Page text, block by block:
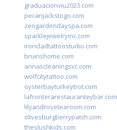
graduacionviu2023.com
pecanjackstogo.com
zengardendayspa.com
sparklejewelryinc.com
ironcladtattoostudio.com
bruinshome.com
annascleaningsvc.com
wolfcitytattoo.com
oysterbayturkeytrot.com
lafronterarestauranteybar.com
lilyandrosetearoom.com
olivesburgberrypatch.com
theslushkids.com